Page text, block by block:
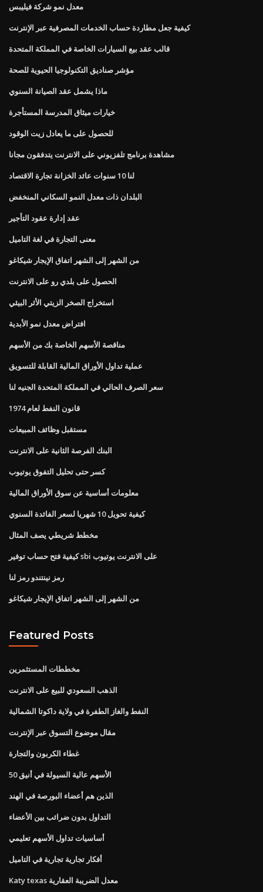
معدل نمو شركة فيليبس
كيفية جعل مطاردة حساب الخدمات المصرفية عبر الإنترنت
قالب عقد بيع السيارات الخاصة في المملكة المتحدة
مؤشر صناديق التكنولوجيا الحيوية للصحة
ماذا يشمل عقد الصيانة السنوي
خيارات ميثاق المدرسة المستأجرة
للحصول على ما يعادل زيت الوقود
مشاهدة برنامج تلفزيوني على الانترنت يتدفقون مجانا
لنا 10 سنوات عائد الخزانة تجارة الاقتصاد
البلدان ذات معدل النمو السكاني المنخفض
عقد إدارة عقود التأجير
معنى التجارة في لغة التاميل
من الشهر إلى الشهر اتفاق الإيجار شيكاغو
الحصول على بلدي رو على الانترنت
استخراج الصخر الزيتي الأثر البيئي
افتراض معدل نمو الأبدية
مناقصة الأسهم الخاصة بك من الأسهم
عملية تداول الأوراق المالية القابلة للتسويق
سعر الصرف الحالي في المملكة المتحدة الجنيه لنا
قانون النفط لعام 1974
مستقبل وظائف المبيعات
البنك الفرصة الثانية على الانترنت
كسر حتى تحليل التفوق يوتيوب
معلومات أساسية عن سوق الأوراق المالية
كيفية تحويل 10 شهريا لسعر الفائدة السنوي
مخطط شريطي يصف المثال
كيفية فتح حساب توفير sbi على الانترنت يوتيوب
رمز نينتندو رمز لنا
من الشهر إلى الشهر اتفاق الإيجار شيكاغو
Featured Posts
مخططات المستثمرين
الذهب السعودي للبيع على الانترنت
النفط والغاز الطفرة في ولاية داكوتا الشمالية
مقال موضوع التسوق عبر الإنترنت
غطاء الكربون والتجارة
الأسهم عالية السيولة في أنيق 50
الذين هم أعضاء البورصة في الهند
التداول بدون ضرائب بين الأعضاء
أساسيات تداول الأسهم تعليمي
أفكار تجارية تجارية في التاميل
Katy texas معدل الضريبة العقارية